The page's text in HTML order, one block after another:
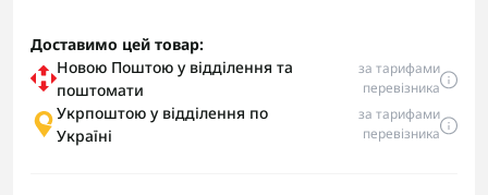
Доставимо цей товар:
Новою Поштою у відділення та
поштомати
за тарифами
перевізника
Укрпоштою у відділення по
Україні
за тарифами
перевізника